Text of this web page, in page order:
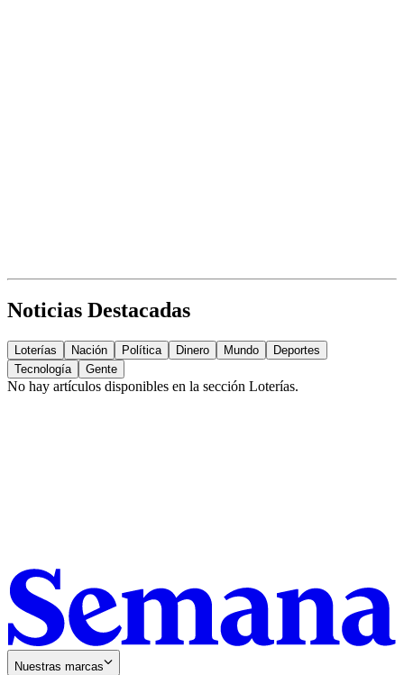
Noticias Destacadas
Loterías Nación Política Dinero Mundo
Deportes
Tecnología
Gente
No hay artículos disponibles en la sección Loterías.
Nuestras marcas